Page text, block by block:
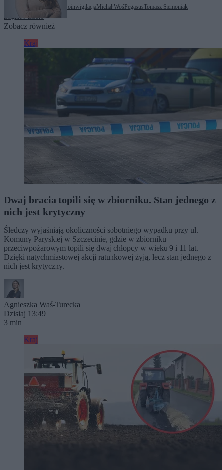
cyberbezpieczeństwoinwigilacjaMichał Woś PegasusTomasz Siemoniak
Zbigniew Ziobro
Zobacz również
Kraj
Dwaj bracia topili się w zbiorniku. Stan jednego z
nich jest krytyczny
Śledczy wyjaśniają okoliczności sobotniego wypadku przy ul.
Komuny Paryskiej w Szczecinie, gdzie w zbiorniku
przeciwpożarowym topili się dwaj chłopcy w wieku 9 i 11 lat.
Dzięki natychmiastowej akcji ratunkowej żyją, lecz stan jednego z
nich jest krytyczny.
Agnieszka Waś-Turecka
Dzisiaj 13:49
3 min
Kraj